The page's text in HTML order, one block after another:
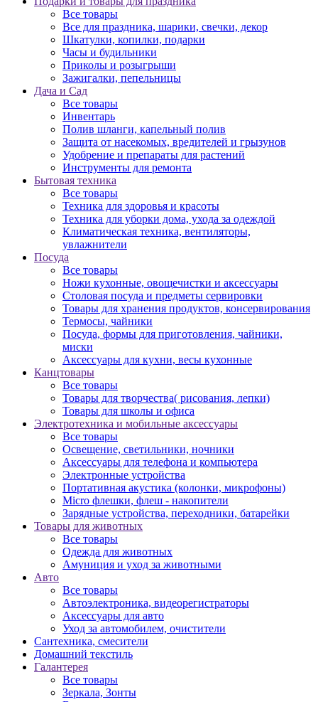
Все товары
Все для праздника, шарики, свечки, декор
Шкатулки, копилки, подарки
Часы и будильники
Приколы и розыгрыши
Зажигалки, пепельницы
Дача и Сад
Все товары
Инвентарь
Полив шланги, капельный полив
Защита от насекомых, вредителей и грызунов
Удобрение и препараты для растений
Инструменты для ремонта
Бытовая техника
Все товары
Техника для здоровья и красоты
Техника для уборки дома, ухода за одеждой
Климатическая техника, вентиляторы,
увлажнители
Посуда
Все товары
Ножи кухонные, овощечистки и аксессуары
Столовая посуда и предметы сервировки
Товары для хранения продуктов, консервирования
Термосы, чайники
Посуда, формы для приготовления, чайники,
миски
Аксессуары для кухни, весы кухонные
Канцтовары
Все товары
Товары для творчества( рисования, лепки)
Товары для школы и офиса
Электротехника и мобильные аксессуары
Все товары
Освещение, светильники, ночники
Аксессуары для телефона и компьютера
Электронные устройства
Портативная акустика (колонки, микрофоны)
Micro флешки, флеш - накопители
Зарядные устройства, переходники, батарейки
Товары для животных
Все товары
Одежда для животных
Амуниция и уход за животными
Авто
Все товары
Автоэлектроника, видеорегистраторы
Аксессуары для авто
Уход за автомобилем, очистители
Сантехника, смесители
Домашний текстиль
Галантерея
Все товары
Зеркала, Зонты
Визаж, маникюр, педикюр